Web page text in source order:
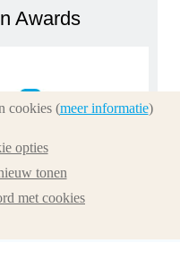
Awards
cookies (meer informatie)
opties
tonen
met cookies